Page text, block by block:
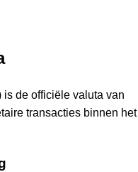
de officiële valuta van
transacties binnen het